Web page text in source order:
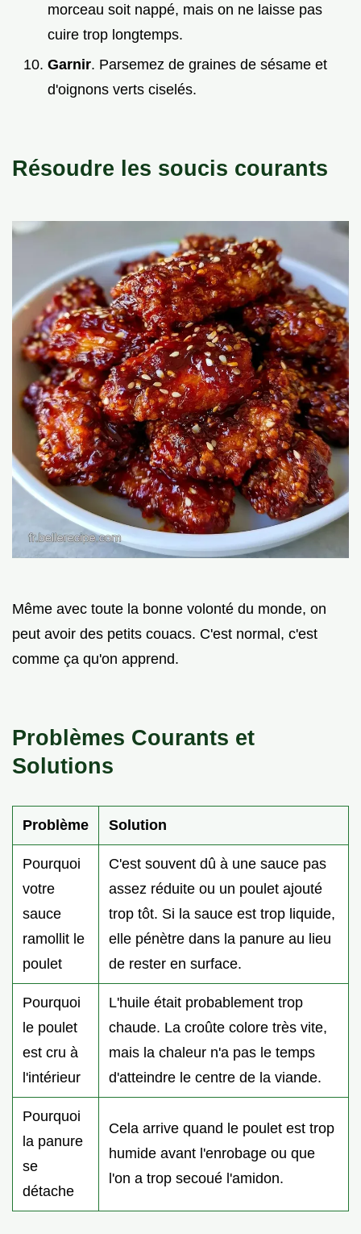
morceau soit nappé, mais on ne laisse pas
cuire trop longtemps.
Garnir. Parsemez de graines de sésame et
d'oignons verts ciselés.
Résoudre les soucis courants
Même avec toute la bonne volonté du monde, on
peut avoir des petits couacs. C'est normal, c'est
comme ça qu'on apprend.
Problèmes Courants et
Solutions
Problème Solution
Pourquoi
votre
sauce
ramollit le
poulet
C'est souvent dû à une sauce pas
assez réduite ou un poulet ajouté
trop tôt. Si la sauce est trop liquide,
elle pénètre dans la panure au lieu
de rester en surface.
Pourquoi
le poulet
est cru à
l'intérieur
L'huile était probablement trop
chaude. La croûte colore très vite,
mais la chaleur n'a pas le temps
d'atteindre le centre de la viande.
Pourquoi
la panure
se
détache
Cela arrive quand le poulet est trop
humide avant l'enrobage ou que
l'on a trop secoué l'amidon.